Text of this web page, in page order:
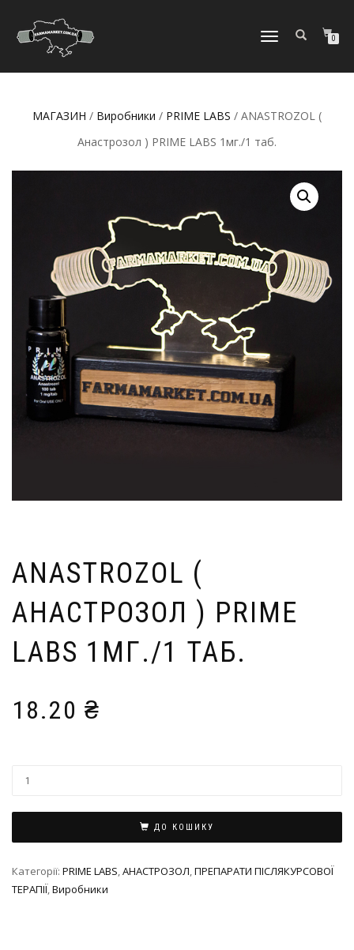
МОБІЛЬНЕ
0
МАГАЗИН / Виробники / PRIME LABS / ANASTROZOL (
Анастрозол ) PRIME LABS 1мг./1 таб.
ANASTROZOL (
АНАСТРОЗОЛ ) PRIME
LABS 1МГ./1 ТАБ.
18.20 ₴
ДО КОШИКУ
Категорії: PRIME LABS,АНАСТРОЗОЛ,ПРЕПАРАТИ ПІСЛЯКУРСОВОЇ
ТЕРАПІЇ,Виробники